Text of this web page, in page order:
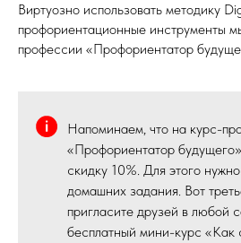
Виртуозно использовать методику
профориентационные инструменты
профессии «Профориентатор
Напоминаем, что на курс-
«Профориентатор
скидку 10%. Для этого
домашних задания. Вот
пригласите друзей в любой
бесплатный мини-курс «Как